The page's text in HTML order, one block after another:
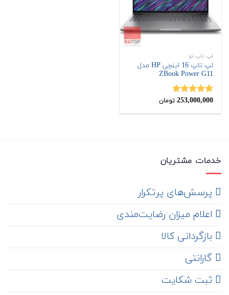
لپ تاپ نو
لپ تاپ 16 اینچی HP مدل
ZBook Power G11
نمره4.89
253,000,000 تومان
خدمات مشتریان
‌ پرسش‌های پرتکرار
اعلام میزان رضایت‌مندی
‌ بازگردانی کالا
گارانتی
ثبت شکایت